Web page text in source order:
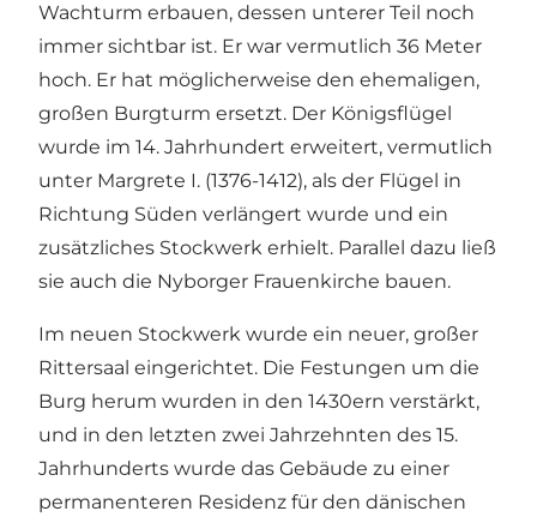
Wachturm erbauen, dessen unterer Teil noch
immer sichtbar ist. Er war vermutlich 36 Meter
hoch. Er hat möglicherweise den ehemaligen,
großen Burgturm ersetzt. Der Königsflügel
wurde im 14. Jahrhundert erweitert, vermutlich
unter Margrete I. (1376-1412), als der Flügel in
Richtung Süden verlängert wurde und ein
zusätzliches Stockwerk erhielt. Parallel dazu ließ
sie auch die Nyborger Frauenkirche bauen.
Im neuen Stockwerk wurde ein neuer, großer
Rittersaal eingerichtet. Die Festungen um die
Burg herum wurden in den 1430ern verstärkt,
und in den letzten zwei Jahrzehnten des 15.
Jahrhunderts wurde das Gebäude zu einer
permanenteren Residenz für den dänischen